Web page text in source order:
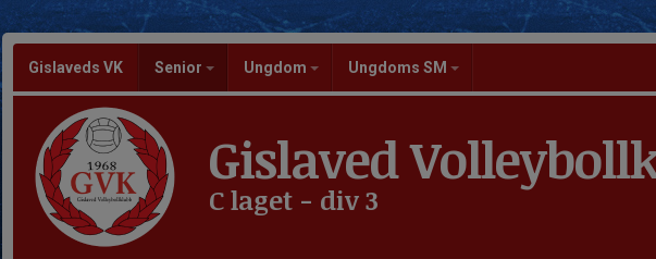
Gislaveds VK Senior Ungdom Ungdoms SM
Gislaved
C laget - div 3